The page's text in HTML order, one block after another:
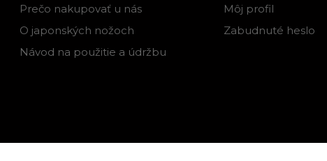
Prečo nakupovať u nás
O japonských nožoch
Návod na použitie a údržbu
Môj profil
Zabudnuté heslo